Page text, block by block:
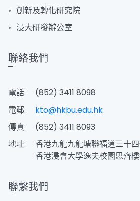
創新及轉化研究院
浸大研發辦公室
聯絡我們
電話:
(852) 3411 8098
電郵:
kto@hkbu.edu.hk
傳真:
(852) 3411 8093
地址:
香港九龍九龍塘聯福道三十
香港浸會大學逸夫校園思齊
聯繫我們